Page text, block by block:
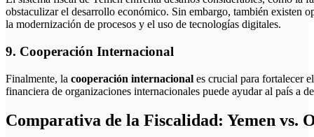
obstaculizar el desarrollo económico. Sin embargo, también existen
la modernización de procesos y el uso de tecnologías digitales.
9. Cooperación Internacional
Finalmente, la cooperación internacional es crucial para fortalecer
financiera de organizaciones internacionales puede ayudar al país a
Comparativa de la Fiscalidad: Yemen vs.